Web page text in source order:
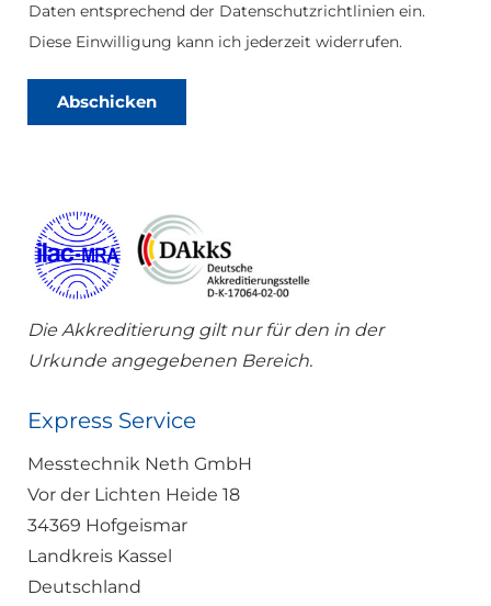
n
s
h
t
Daten entsprechend der Datenschutzrichtlinien ein.
Diese Einwilligung kann ich jederzeit widerrufen.
Abschicken
Die Akkreditierung gilt nur für den in der
Urkunde angegebenen Bereich.
Express Service
Messtechnik Neth GmbH
Vor der Lichten Heide 18
34369 Hofgeismar
Landkreis Kassel
Deutschland